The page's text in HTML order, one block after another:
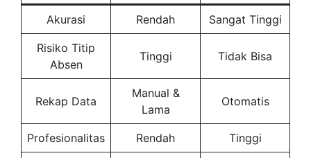
Akurasi Rendah Sangat Tinggi
Risiko Titip
Absen
Tinggi Tidak Bisa
Rekap Data
Manual &
Lama
Otomatis
Profesionalitas Rendah Tinggi